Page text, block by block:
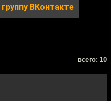
группу ВКонтакте
всего: 10